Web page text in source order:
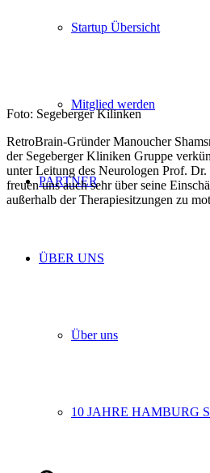
Startup Übersicht
Mitglied werden
PARTNER
ÜBER UNS
Über uns
10 JAHRE HAMBURG
Foto: Segeberger Kilinken
RetroBrain-Gründer Manoucher
der Segeberger Kliniken Gruppe
unter Leitung des Neurologen Prof.
freuen uns auch sehr über seine
außerhalb der Therapiesitzungen zu